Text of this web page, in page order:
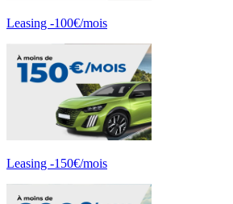
Leasing -100€/mois
Leasing -150€/mois